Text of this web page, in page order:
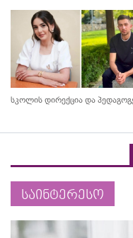
სკოლის დირექცია და
საინტერესო